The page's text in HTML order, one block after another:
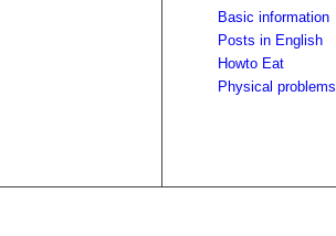
Basic information
Posts in English
Howto Eat
Physical problems